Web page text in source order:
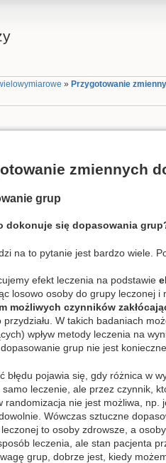
» Przygotowanie
zmiennych
grup
dokonuje się dopasowania
na to pytanie jest bardzo wiele.
efekt leczenia na podstawie
losowo osoby do grupy leczonej i
możliwych czynników
przydziału. W takich badaniach
wpływ metody leczenia na
grup nie jest
błędu pojawia się, gdy różnica w
leczenie, ale przez czynnik,
randomizacja nie jest możliwa,
Wówczas sztuczne
to osoby zdrowsze, a
leczenia, ale stan pacjenta
grup, dobrze jest, kiedy